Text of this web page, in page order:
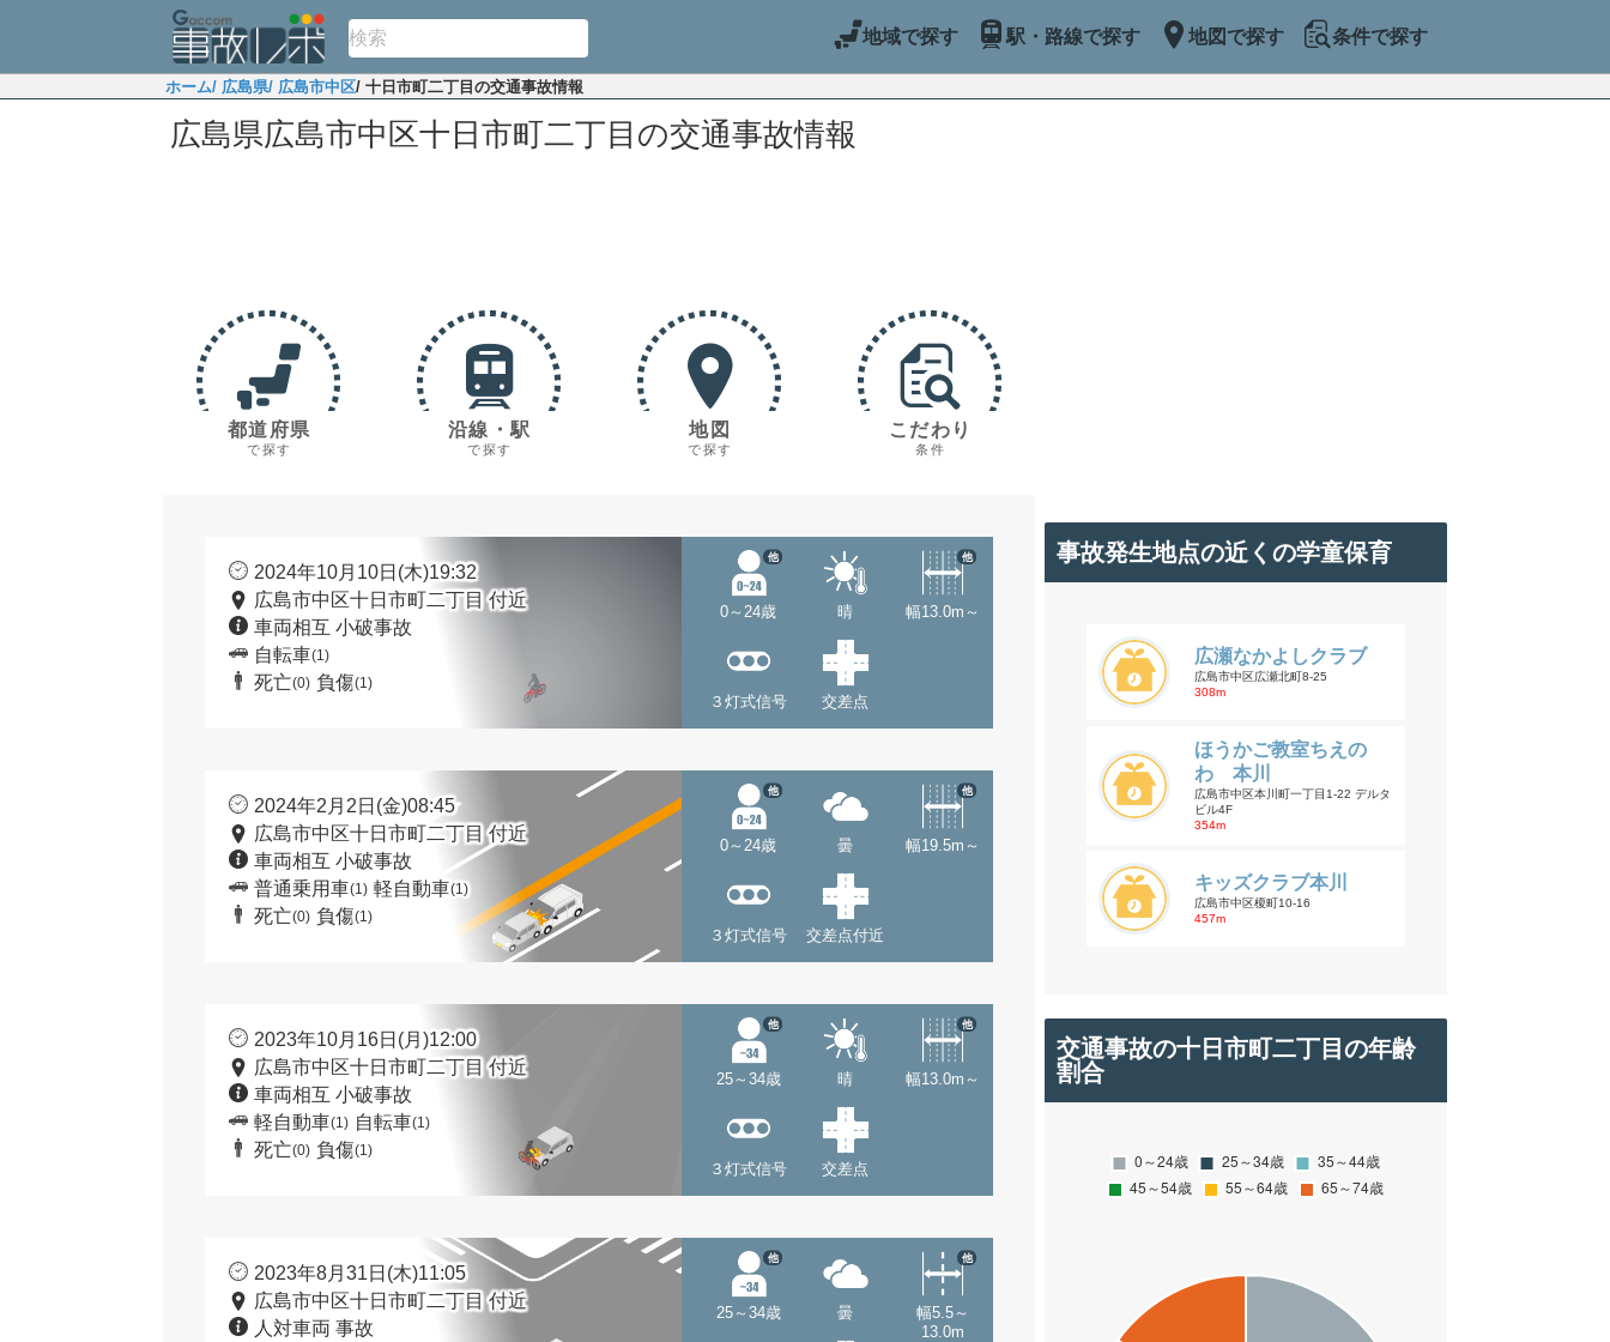
地域で探す 駅・路線で探す 地図で探す 条件で探す
ホーム/ 広島県/ 広島市中区/ 十日市町二丁目の交通事故情報
広島県広島市中区十日市町二丁目の交通事故情報
都道府県
で探す
沿線・駅
で探す
地図
で探す
こだわり
条件
2024年10月10日(木)19:32
広島市中区十日市町二丁目 付近
車両相互 小破事故
自転車(1)
死亡(0) 負傷(1)
0～24歳
他
晴 幅13.0m～
他
３灯式信号 交差点
2024年2月2日(金)08:45
広島市中区十日市町二丁目 付近
車両相互 小破事故
普通乗用車(1) 軽自動車(1)
死亡(0) 負傷(1)
0～24歳
他
曇 幅19.5m～
他
３灯式信号 交差点付近
2023年10月16日(月)12:00
広島市中区十日市町二丁目 付近
車両相互 小破事故
軽自動車(1) 自転車(1)
死亡(0) 負傷(1)
25～34歳
他
晴 幅13.0m～
他
３灯式信号 交差点
2023年8月31日(木)11:05
広島市中区十日市町二丁目 付近
人対車両 事故
25～34歳
他
曇
幅5.5～
13.0m
他
事故発生地点の近くの学童保育
広瀬なかよしクラブ
広島市中区広瀬北町8-25
308m
ほうかご教室ちえの
わ 本川
広島市中区本川町一丁目1-22 デルタ
ビル4F
354m
キッズクラブ本川
広島市中区榎町10-16
457m
交通事故の十日市町二丁目の年齢
割合